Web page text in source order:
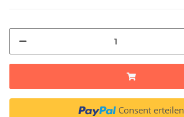
Consent erteilen